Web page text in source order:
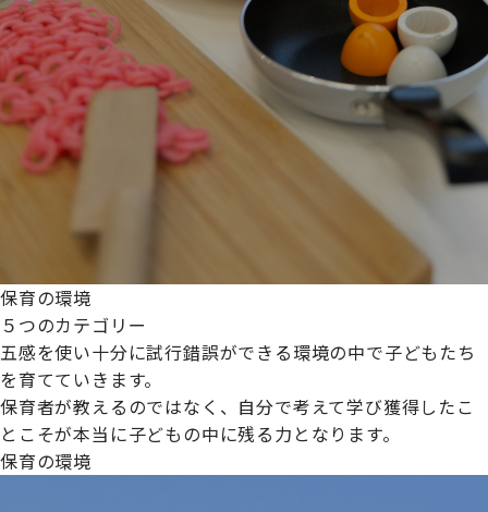
保育の環境
５つのカテゴリー
五感を使い十分に試行錯誤ができる環境の中で子どもたち
を育てていきます。
保育者が教えるのではなく、自分で考えて学び獲得したこ
とこそが本当に子どもの中に残る力となります。
保育の環境